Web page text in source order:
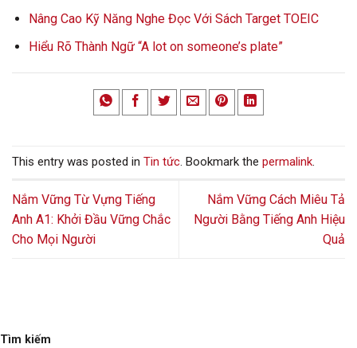
Nâng Cao Kỹ Năng Nghe Đọc Với Sách Target TOEIC
Hiểu Rõ Thành Ngữ “A lot on someone’s plate”
This entry was posted in Tin tức. Bookmark the permalink.
Nắm Vững Từ Vựng Tiếng
Anh A1: Khởi Đầu Vững Chắc
Cho Mọi Người
Nắm Vững Cách Miêu Tả
Người Bằng Tiếng Anh Hiệu
Quả
Tìm kiếm